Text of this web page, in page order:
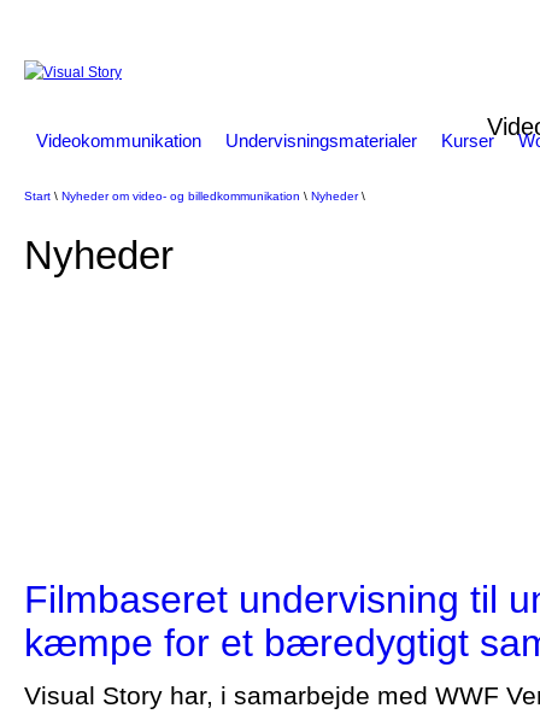
Videokommunikation Undervisningsmaterialer Kurser
Start \ Nyheder om video- og billedkommunikation \ Nyheder\
Nyheder
Filmbaseret undervisning til
kæmpe for et bæredygtigt
Visual Story har, i samarbejde med WWF